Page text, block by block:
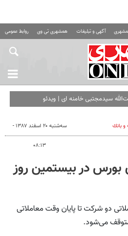
آگهی و تبلیغات همشهری تی وی روابط عمومی
سیدمجتبی خامنه ای | ویدئو
و بانك سه‌شنبه ۲۰ اسفند ۱۳۸۷ -
۰۸:۱۳
در بیستمین روز
دو شرکت تا پایان وقت معاملاتی